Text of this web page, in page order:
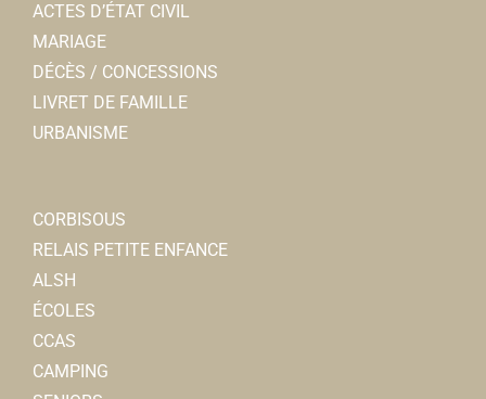
ACTES D’ÉTAT CIVIL
MARIAGE
DÉCÈS / CONCESSIONS
LIVRET DE FAMILLE
URBANISME
CORBISOUS
RELAIS PETITE ENFANCE
ALSH
ÉCOLES
CCAS
CAMPING